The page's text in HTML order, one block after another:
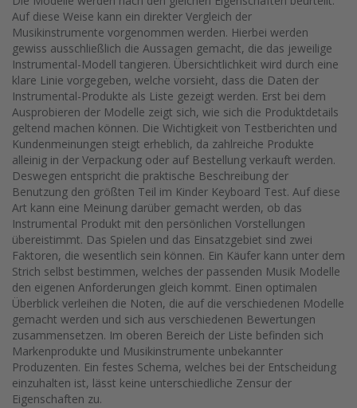
Auf diese Weise kann ein direkter Vergleich der
Musikinstrumente vorgenommen werden. Hierbei werden
gewiss ausschließlich die Aussagen gemacht, die das jeweilige
Instrumental-Modell tangieren. Übersichtlichkeit wird durch eine
klare Linie vorgegeben, welche vorsieht, dass die Daten der
Instrumental-Produkte als Liste gezeigt werden. Erst bei dem
Ausprobieren der Modelle zeigt sich, wie sich die Produktdetails
geltend machen können. Die Wichtigkeit von Testberichten und
Kundenmeinungen steigt erheblich, da zahlreiche Produkte
alleinig in der Verpackung oder auf Bestellung verkauft werden.
Deswegen entspricht die praktische Beschreibung der
Benutzung den größten Teil im Kinder Keyboard Test. Auf diese
Art kann eine Meinung darüber gemacht werden, ob das
Instrumental Produkt mit den persönlichen Vorstellungen
übereistimmt. Das Spielen und das Einsatzgebiet sind zwei
Faktoren, die wesentlich sein können. Ein Käufer kann unter dem
Strich selbst bestimmen, welches der passenden Musik Modelle
den eigenen Anforderungen gleich kommt. Einen optimalen
Überblick verleihen die Noten, die auf die verschiedenen Modelle
gemacht werden und sich aus verschiedenen Bewertungen
zusammensetzen. Im oberen Bereich der Liste befinden sich
Markenprodukte und Musikinstrumente unbekannter
Produzenten. Ein festes Schema, welches bei der Entscheidung
einzuhalten ist, lässt keine unterschiedliche Zensur der
Eigenschaften zu.